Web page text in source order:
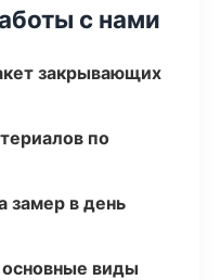
с нами
закрывающих
по
замер в день
основные виды